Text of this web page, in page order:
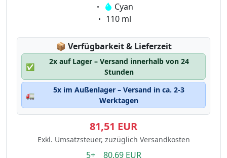
Eigenschaft:
Cyan
Eigenschaft:
110 ml
📦 Lagerstatus:
Verfügbarkeit & Lieferzeit
✅
2x auf Lager – Versand innerhalb von 24
Stunden
🚛
5x im Außenlager – Versand in ca. 2-3
Werktagen
81,51 EUR
Exkl. Umsatzsteuer, zuzüglich Versandkosten
5+ 80.69 EUR